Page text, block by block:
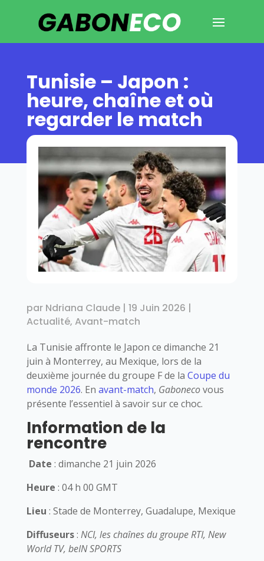
Tunisie – Japon :
heure, chaîne et où
regarder le match
par Ndriana Claude| 19 Juin 2026 |
Actualité, Avant-match
La Tunisie affronte le Japon ce dimanche 21
juin à Monterrey, au Mexique, lors de la
deuxième journée du groupe F de la Coupe du
monde 2026. En avant-match, Gabonecovous
présente l’essentiel à savoir sur ce choc.
Information de la
rencontre
Date : dimanche 21 juin 2026
Heure : 04 h 00 GMT
Lieu : Stade de Monterrey, Guadalupe, Mexique
Diffuseurs: NCI, les chaînes du groupe RTI, New
World TV, beIN SPORTS